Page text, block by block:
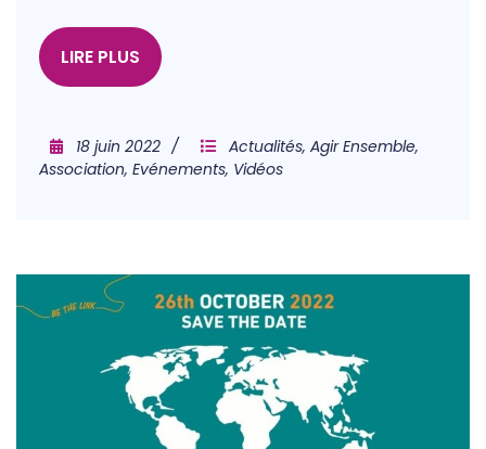
LIRE PLUS
18 juin 2022 Actualités, Agir Ensemble,
Association, Evénements, Vidéos